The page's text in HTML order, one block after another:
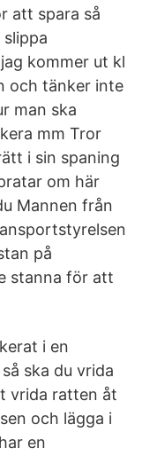
att spara så
kommer ut kl
och tänker inte
man ska
mm Tror
i sin spaning
om här
Mannen från
på
stanna för att
i en
ska du vrida
vrida ratten åt
och lägga i
en